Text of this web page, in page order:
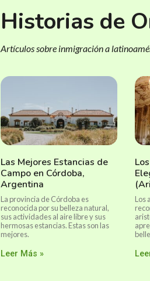
Historias de
Artículos sobre inmigración a
Las Mejores Estancias de
Campo en Córdoba,
Argentina
La provincia de Córdoba es
reconocida por su belleza natural,
sus actividades al aire libre y sus
hermosas estancias. Estas son las
mejores.
Leer Más »
Los